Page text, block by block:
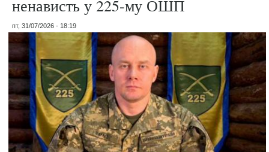
ненависть у 225-му ОШП
пт, 31/07/2026 - 18:19